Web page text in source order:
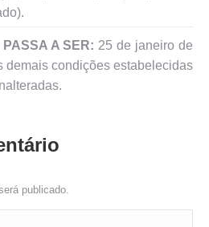
A SER: 25 de janeiro de
demais condições estabelecidas
publicado.